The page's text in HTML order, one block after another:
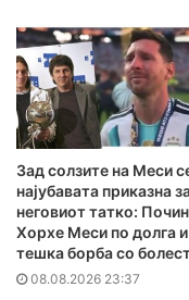
Зад солзите на Меси
најубавата приказна
неговиот татко:
Хорхе Меси по долга и
тешка борба со
08.08.2026 23:37